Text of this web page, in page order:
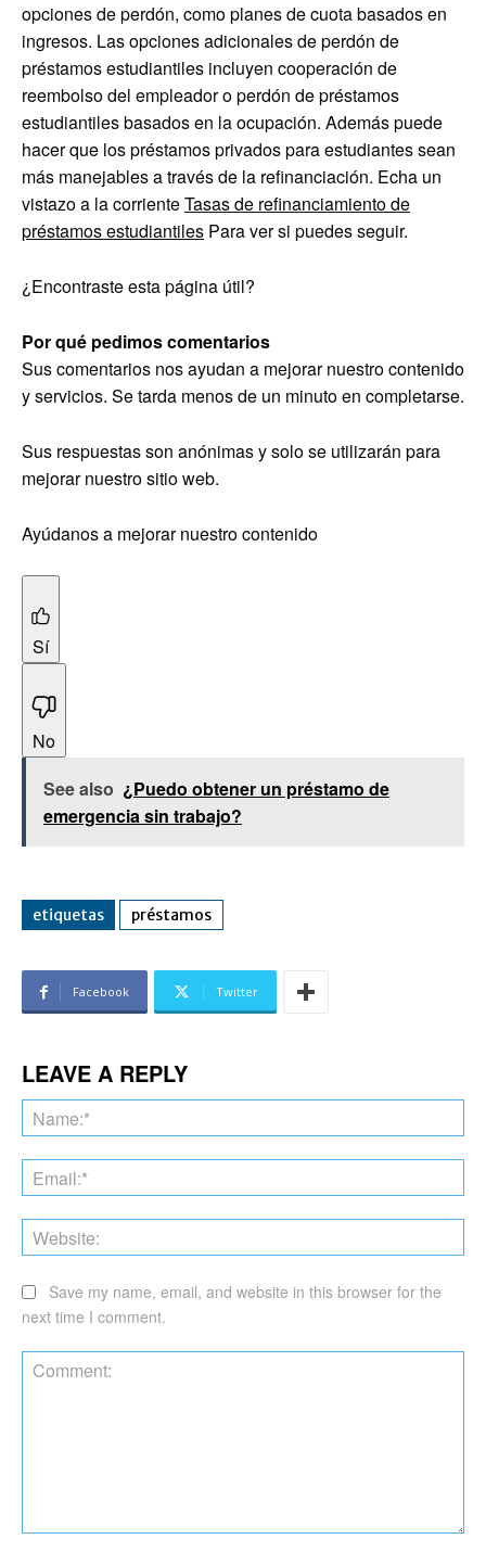
opciones de perdón, como planes de cuota basados en
ingresos. Las opciones adicionales de perdón de
préstamos estudiantiles incluyen cooperación de
reembolso del empleador o perdón de préstamos
estudiantiles basados en la ocupación. Además puede
hacer que los préstamos privados para estudiantes sean
más manejables a través de la refinanciación. Echa un
vistazo a la corrienteTasas de refinanciamiento de
préstamos estudiantiles Para ver si puedes seguir.
¿Encontraste esta página útil?
Por qué pedimos comentarios
Sus comentarios nos ayudan a mejorar nuestro contenido
y servicios. Se tarda menos de un minuto en completarse.
Sus respuestas son anónimas y solo se utilizarán para
mejorar nuestro sitio web.
Ayúdanos a mejorar nuestro contenido
Sí
No
See also ¿Puedo obtener un préstamo de
emergencia sin trabajo?
etiquetas préstamos
Facebook Twitter
LEAVE A REPLY
Save my name, email, and website in this browser for the
next time I comment.